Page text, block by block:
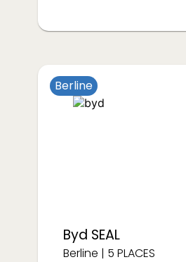
à partir de
Berline
Byd SEAL
Berline | 5 PLACES